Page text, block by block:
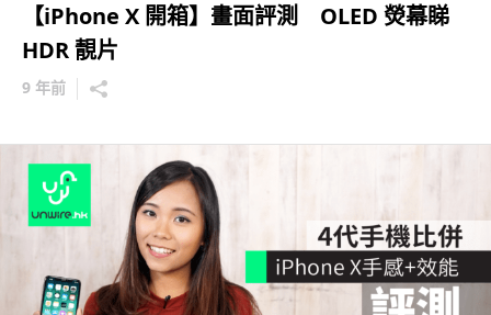
【iPhone X 開箱】畫面評測 OLED 熒幕睇
HDR 靚片
9 年前